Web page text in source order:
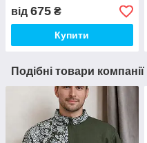
від 675 ₴
Купити
Подібні товари компанії